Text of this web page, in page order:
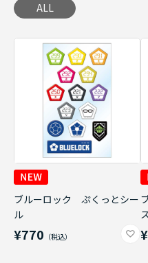
ALL
ブルーロック ぷくっとシー
ル
¥770